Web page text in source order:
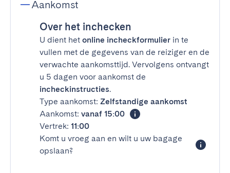
Aankomst
Over het inchecken
U dient het online incheckformulier in te
vullen met de gegevens van de reiziger en de
verwachte aankomsttijd. Vervolgens ontvangt
u 5 dagen voor aankomst de
incheckinstructies.
Type aankomst: Zelfstandige aankomst
Aankomst: vanaf 15:00
Vertrek: 11:00
Komt u vroeg aan en wilt u uw bagage
opslaan?